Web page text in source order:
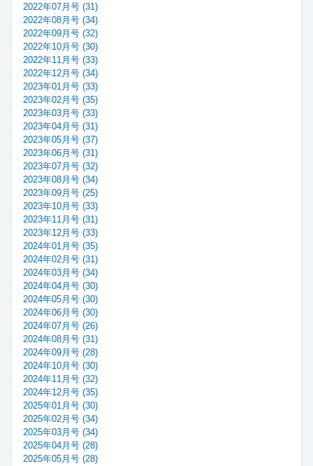
2022年07月号 (31)
2022年08月号 (34)
2022年09月号 (32)
2022年10月号 (30)
2022年11月号 (33)
2022年12月号 (34)
2023年01月号 (33)
2023年02月号 (35)
2023年03月号 (33)
2023年04月号 (31)
2023年05月号 (37)
2023年06月号 (31)
2023年07月号 (32)
2023年08月号 (34)
2023年09月号 (25)
2023年10月号 (33)
2023年11月号 (31)
2023年12月号 (33)
2024年01月号 (35)
2024年02月号 (31)
2024年03月号 (34)
2024年04月号 (30)
2024年05月号 (30)
2024年06月号 (30)
2024年07月号 (26)
2024年08月号 (31)
2024年09月号 (28)
2024年10月号 (30)
2024年11月号 (32)
2024年12月号 (35)
2025年01月号 (30)
2025年02月号 (34)
2025年03月号 (34)
2025年04月号 (28)
2025年05月号 (28)